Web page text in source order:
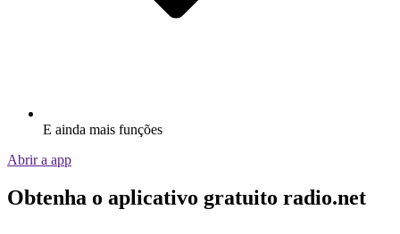
E ainda mais funções
Abrir a app
Obtenha o aplicativo gratuito radio.net